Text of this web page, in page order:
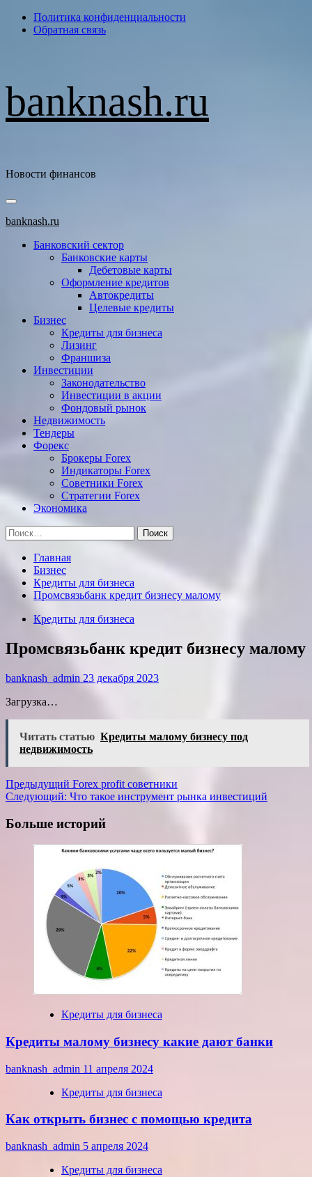
ПерейтиПолитика конфиденциальности
Обратная связь
banknash.ru
Новости финансов
Основное
меню
banknash.ru
Банковский сектор
Банковские карты
Дебетовые карты
Оформление кредитов
Автокредиты
Целевые кредиты
Бизнес
Кредиты для бизнеса
Лизинг
Франшиза
Инвестиции
Законодательство
Инвестиции в акции
Фондовый рынок
Недвижимость
Тендеры
Форекс
Брокеры Forex
Индикаторы Forex
Советники Forex
Стратегии Forex
Экономика
Найти:
Главная
Бизнес
Кредиты для бизнеса
Промсвязьбанк кредит бизнесу малому
Кредиты для бизнеса
Промсвязьбанк кредит бизнесу малому
banknash_admin 23 декабря 2023
Загрузка…
Читать статью Кредиты малому бизнесу под
недвижимость
Навигация
записи
Предыдущий Forex profit советники
Следующий: Что такое инструмент рынка инвестиций
Больше историй
Кредиты для бизнеса
Кредиты малому бизнесу какие дают банки
banknash_admin 11 апреля 2024
Кредиты для бизнеса
Как открыть бизнес с помощью кредита
banknash_admin 5 апреля 2024
Кредиты для бизнеса